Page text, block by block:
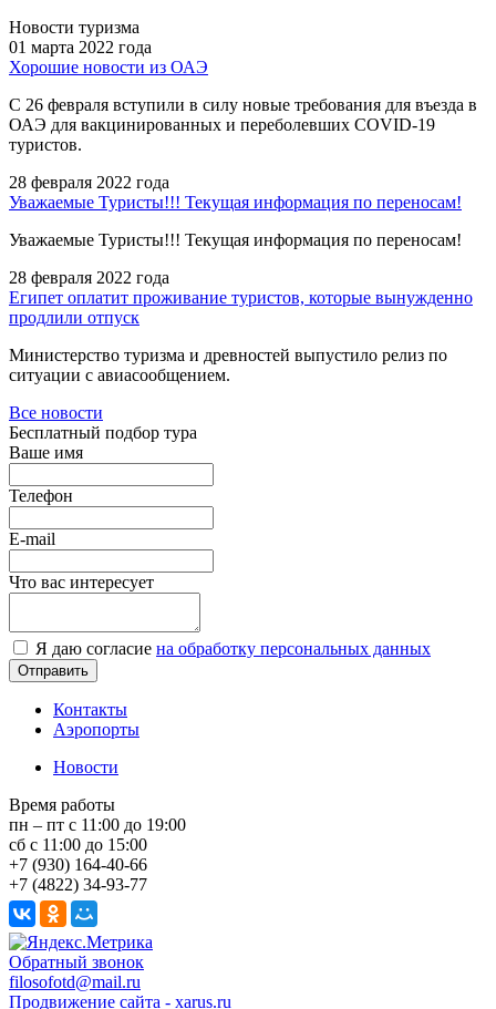
Новости туризма
01 марта 2022 года
Хорошие новости из ОАЭ
С 26 февраля вступили в силу новые требования для въезда в
ОАЭ для вакцинированных и переболевших COVID-19
туристов.
28 февраля 2022 года
Уважаемые Туристы!!! Текущая информация по переносам!
Уважаемые Туристы!!! Текущая информация по переносам!
28 февраля 2022 года
Египет оплатит проживание туристов, которые вынужденно
продлили отпуск
Министерство туризма и древностей выпустило релиз по
ситуации с авиасообщением.
Все новости
Бесплатный подбор тура
Ваше имя
Телефон
E-mail
Что вас интересует
Я даю согласие на обработку персональных данных
Контакты
Аэропорты
Новости
Время работы
пн – пт с 11:00 до 19:00
сб с 11:00 до 15:00
+7 (930) 164-40-66
+7 (4822) 34-93-77
Обратный звонок
filosofotd@mail.ru
Продвижение сайта - xarus.ru